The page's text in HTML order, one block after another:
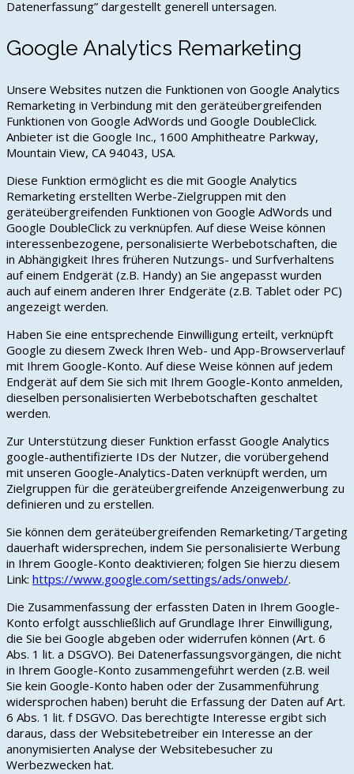
Datenerfassung” dargestellt generell untersagen.
Google Analytics Remarketing
Unsere Websites nutzen die Funktionen von Google Analytics
Remarketing in Verbindung mit den geräteübergreifenden
Funktionen von Google AdWords und Google DoubleClick.
Anbieter ist die Google Inc., 1600 Amphitheatre Parkway,
Mountain View, CA 94043, USA.
Diese Funktion ermöglicht es die mit Google Analytics
Remarketing erstellten Werbe-Zielgruppen mit den
geräteübergreifenden Funktionen von Google AdWords und
Google DoubleClick zu verknüpfen. Auf diese Weise können
interessenbezogene, personalisierte Werbebotschaften, die
in Abhängigkeit Ihres früheren Nutzungs- und Surfverhaltens
auf einem Endgerät (z.B. Handy) an Sie angepasst wurden
auch auf einem anderen Ihrer Endgeräte (z.B. Tablet oder PC)
angezeigt werden.
Haben Sie eine entsprechende Einwilligung erteilt, verknüpft
Google zu diesem Zweck Ihren Web- und App-Browserverlauf
mit Ihrem Google-Konto. Auf diese Weise können auf jedem
Endgerät auf dem Sie sich mit Ihrem Google-Konto anmelden,
dieselben personalisierten Werbebotschaften geschaltet
werden.
Zur Unterstützung dieser Funktion erfasst Google Analytics
google-authentifizierte IDs der Nutzer, die vorübergehend
mit unseren Google-Analytics-Daten verknüpft werden, um
Zielgruppen für die geräteübergreifende Anzeigenwerbung zu
definieren und zu erstellen.
Sie können dem geräteübergreifenden Remarketing/Targeting
dauerhaft widersprechen, indem Sie personalisierte Werbung
in Ihrem Google-Konto deaktivieren; folgen Sie hierzu diesem
Link: https://www.google.com/settings/ads/onweb/.
Die Zusammenfassung der erfassten Daten in Ihrem Google-
Konto erfolgt ausschließlich auf Grundlage Ihrer Einwilligung,
die Sie bei Google abgeben oder widerrufen können (Art. 6
Abs. 1 lit. a DSGVO). Bei Datenerfassungsvorgängen, die nicht
in Ihrem Google-Konto zusammengeführt werden (z.B. weil
Sie kein Google-Konto haben oder der Zusammenführung
widersprochen haben) beruht die Erfassung der Daten auf Art.
6 Abs. 1 lit. f DSGVO. Das berechtigte Interesse ergibt sich
daraus, dass der Websitebetreiber ein Interesse an der
anonymisierten Analyse der Websitebesucher zu
Werbezwecken hat.